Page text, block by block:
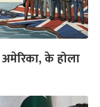
के होला